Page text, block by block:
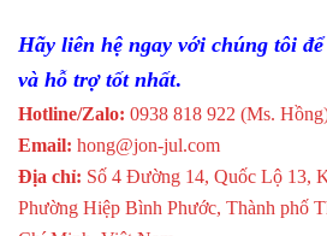
Hãy liên hệ ngay với chúng tôi
và hỗ trợ tốt nhất.
Hotline/Zalo: 0938 818 922 (Ms.
Email: hong@jon-jul.com
Địa chỉ: Số 4 Đường 14, Quốc Lộ 13,
Phường Hiệp Bình Phước, Thành phố